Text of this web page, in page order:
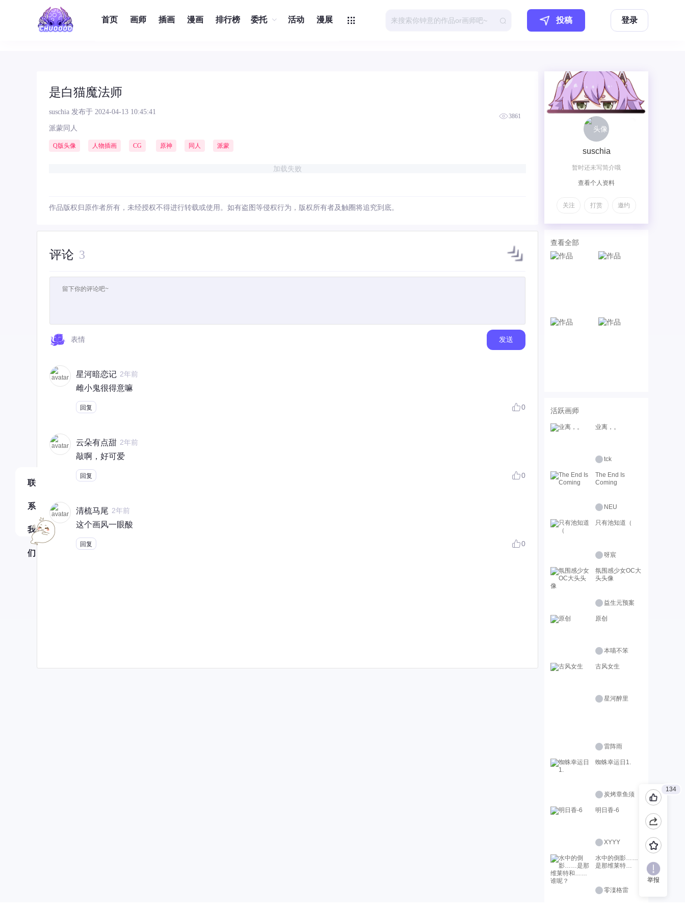
首页 画师 插画 漫画 排行榜 委托 活动 漫展 投稿 登录
是白猫魔法师
suschia 发布于 2024-04-13 10:45:41
3861
派蒙同人
Q版头像 人物插画 CG 原神 同人 派蒙
加载失败
作品版权归原作者所有，未经授权不得进行转载或使用。如有盗图等侵权行为，版权所有者及触圈将追究到底。
评论 3
表情 发送
星河暗恋记 2年前
雌小鬼很得意嘛
回复 0
云朵有点甜 2年前
敲啊，好可爱
回复 0
清梳马尾 2年前
这个画风一眼酸
回复 0
suschia
暂时还未写简介哦
查看个人资料
关注 打赏 邀约
查看全部
活跃画师
业离，。
tck
The End Is
Coming
NEU
只有池知道（
呀宸
氛围感少女OC大
头头像
益生元预案
原创
本喵不笨
古风女生
星河醉里
雷阵雨
蜘蛛幸运日1.
炭烤章鱼须
明日香-6
XYYY
水中的倒影……
是那维莱特
零澟格雷
134
举报
联
系
我
们